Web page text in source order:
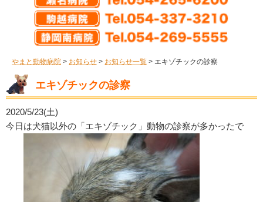
やまと動物病院 > お知らせ > お知らせ一覧 > エキゾチックの診察
エキゾチックの診察
2020/5/23(土)
今日は犬猫以外の「エキゾチック」動物の診察が多かったで